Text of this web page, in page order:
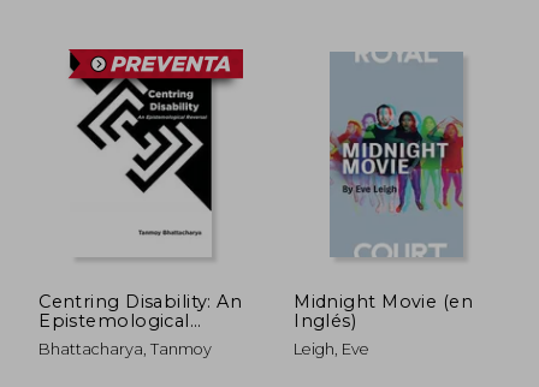
Centring Disability: An
Epistemological
Reversal (en Inglés)
Bhattacharya, Tanmoy
Midnight Movie (en
Inglés)
Leigh, Eve